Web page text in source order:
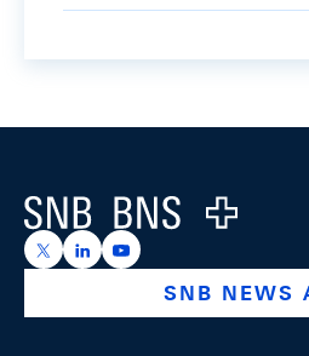
Logo
https://x.com/snb_bns
https://ch.linkedin.com/
https://
SNB NEWS